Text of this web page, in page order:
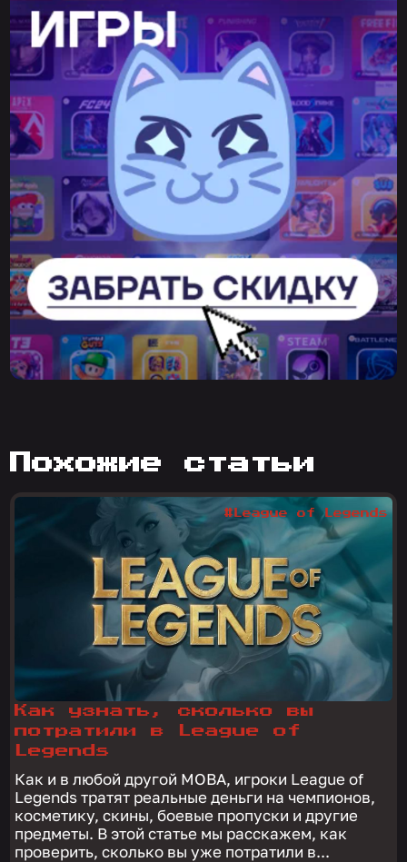
похожие статьи
Как узнать, сколько вы
потратили в League of
Legends
Как и в любой другой MOBA, игроки League of
Legends тратят реальные деньги на чемпионов,
косметику, скины, боевые пропуски и другие
предметы. В этой статье мы расскажем, как
проверить, сколько вы уже потратили в...
#League of Legends